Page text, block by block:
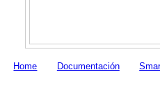
Home Documentación